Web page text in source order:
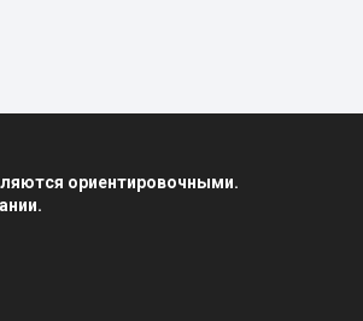
ориентировочными.